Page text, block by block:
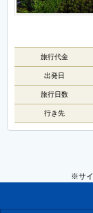
旅行代金
出発日
旅行日数
行き先
※サイ